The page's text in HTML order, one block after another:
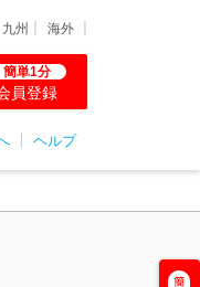
九州 海外
簡単1分
員登録
ヘルプ